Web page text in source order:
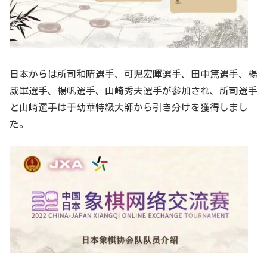
日本からは所司和晴選手、可児宏暉選手、田中篤選手、楊
威軍選手、楊帆選手、山崎秀夫選手が参加され、所司選手
と山崎選手は于幼華特級大師から引き分けを獲得しまし
た。